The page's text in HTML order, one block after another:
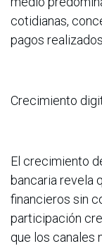
cotidianas,
pagos
Crecimiento
El crecimiento
bancaria revela
financieros sin
participación
que los canales